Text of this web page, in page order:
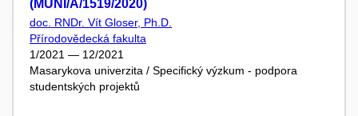
(MUNI/A/1519/2020)
doc. RNDr. Vít Gloser, Ph.D.
Přírodovědecká fakulta
1/2021 — 12/2021
Masarykova univerzita / Specifický výzkum - podpora
studentských projektů